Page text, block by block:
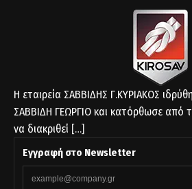
Η εταιρεία ΣΑΒΒΙΔΗΣ Γ.ΚΥΡΙΑΚΟΣ
ΣΑΒΒΙΔΗ ΓΕΩΡΓΙΟ και κατόρθωσε από
να διακριθεί […]
Εγγραφή στο Newsletter